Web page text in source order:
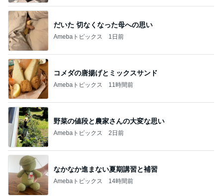
だいた 切なくなった母への思い
Amebaトピックス 1日前
コメダの唐揚げとミックスサンド
Amebaトピックス 11時間前
野菜の値段と農家さんの大変な思い
Amebaトピックス 2日前
なかなか進まない夏期講習と補習
Amebaトピックス 14時間前